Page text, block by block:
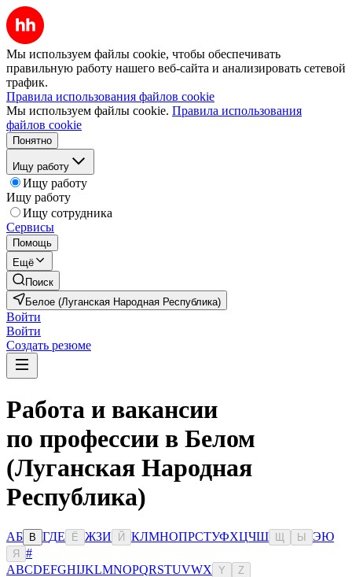
Мы используем файлы cookie, чтобы обеспечивать
правильную работу нашего веб-сайта и анализировать сетевой
трафик.
Правила использования файлов cookie
Мы используем файлы cookie. Правила использования
файлов cookie
Понятно
Ищу работу
Ищу работу
Ищу работу
Ищу сотрудника
Сервисы
Помощь
Ещё
Поиск
Белое (Луганская Народная Республика)
Войти
Войти
Создать резюме
Работа и вакансии
по профессии в Белом
(Луганская Народная
Республика)
АБ В ГДЕ Ё ЖЗИ Й КЛМНОПРСТУФХЦЧШ Ы ЭЮ
Я
#
ABCDEFGHIJKLMNOPQRSTUVWX Y Z